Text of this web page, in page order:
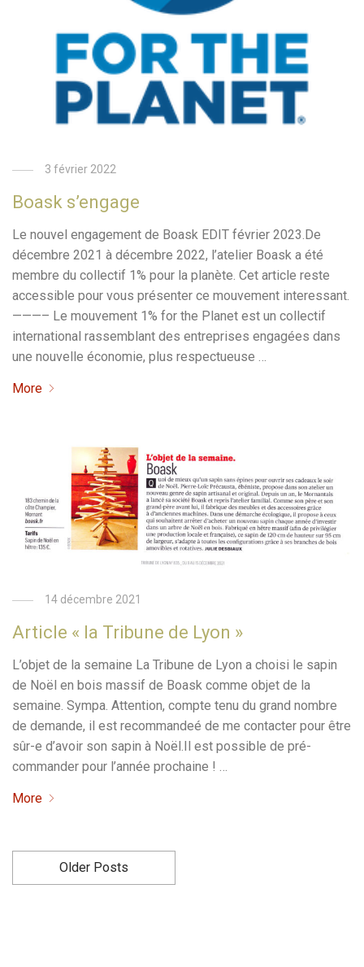
3 février 2022
Boask s’engage
Le nouvel engagement de Boask EDIT février 2023.De
décembre 2021 à décembre 2022, l’atelier Boask a été
membre du collectif 1% pour la planète. Cet article reste
accessible pour vous présenter ce mouvement interessant.
———– Le mouvement 1% for the Planet est un collectif
international rassemblant des entreprises engagées dans
une nouvelle économie, plus respectueuse …
More
14 décembre 2021
Article « la Tribune de Lyon »
L’objet de la semaine La Tribune de Lyon a choisi le sapin
de Noël en bois massif de Boask comme objet de la
semaine. Sympa. Attention, compte tenu du grand nombre
de demande, il est recommandeé de me contacter pour être
sûr-e d’avoir son sapin à Noël.Il est possible de pré-
commander pour l’année prochaine ! …
More
Older Posts